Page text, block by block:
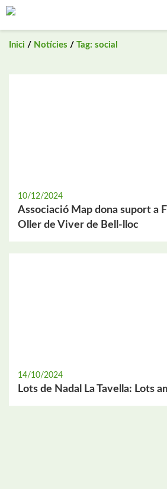
Saltar
Inici / Notícies / Tag: social
10/12/2024
Associació Map dona suport a
Oller de Viver de Bell-lloc
14/10/2024
Lots de Nadal La Tavella: Lots